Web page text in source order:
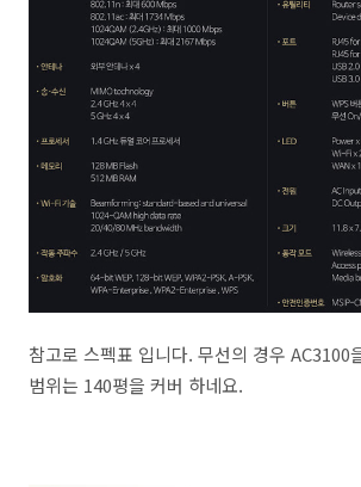
참고로 스펙표 입니다. 무선의 경우 AC3100
범위는 140평을 커버 하네요.